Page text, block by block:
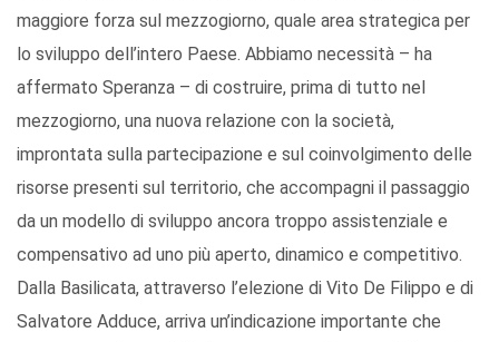
maggiore forza sul mezzogiorno, quale area strategica per
lo sviluppo dell’intero Paese. Abbiamo necessità – ha
affermato Speranza – di costruire, prima di tutto nel
mezzogiorno, una nuova relazione con la società,
improntata sulla partecipazione e sul coinvolgimento delle
risorse presenti sul territorio, che accompagni il passaggio
da un modello di sviluppo ancora troppo assistenziale e
compensativo ad uno più aperto, dinamico e competitivo.
Dalla Basilicata, attraverso l’elezione di Vito De Filippo e di
Salvatore Adduce, arriva un’indicazione importante che